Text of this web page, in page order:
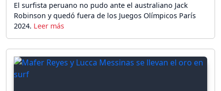
El surfista peruano no pudo ante el australiano Jack
Robinson y quedó fuera de los Juegos Olímpicos París
2024.